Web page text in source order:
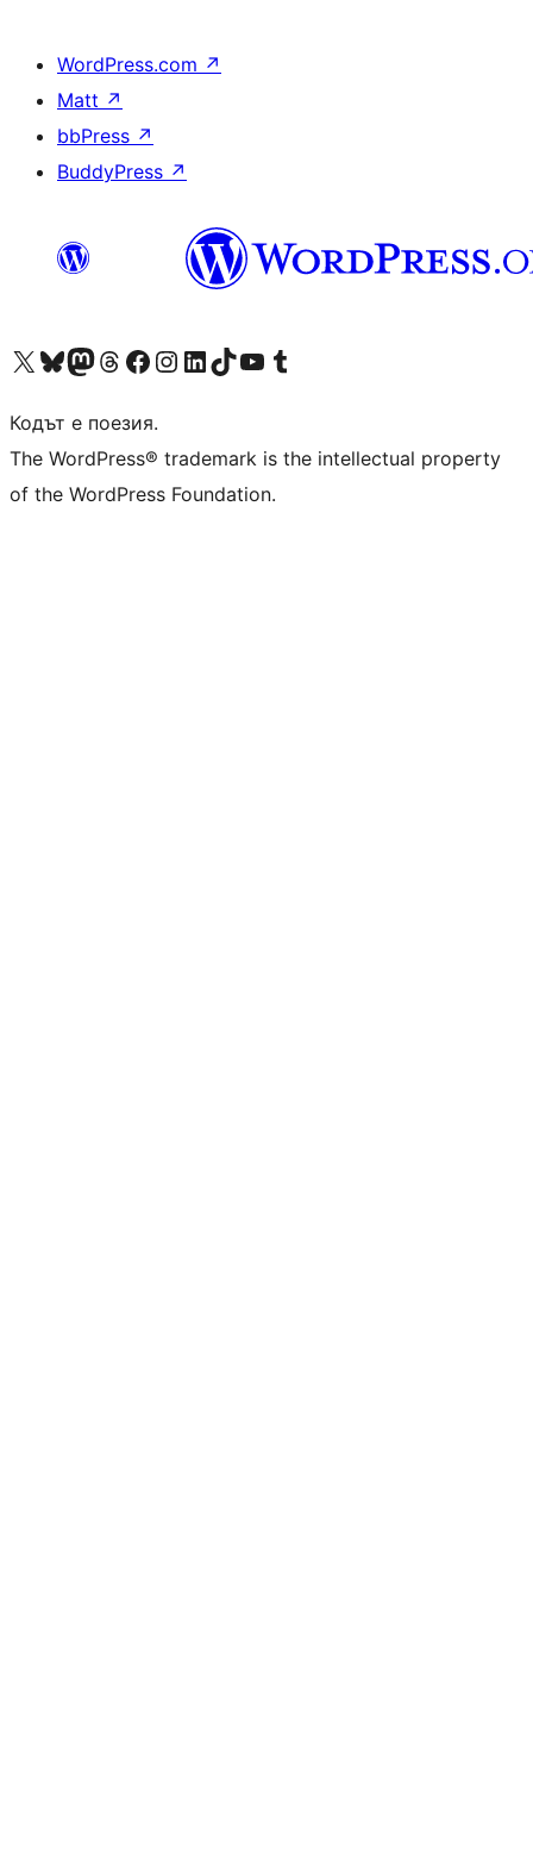
WordPress.com ↗
Matt ↗
bbPress ↗
BuddyPress ↗
Visit our X (formerly Twitter) account
Visit our Bluesky account
Visit our Mastodon account
Visit our Threads account
Посетете нашата страница във Facebook
Посетете нашия профил в Instagram
Посетете нашия профил в LinkedIn
Visit our TikTok account
Visit our YouTube channel
Visit our Tumblr account
Кодът е поезия.
The WordPress® trademark is the intellectual property
of the WordPress Foundation.